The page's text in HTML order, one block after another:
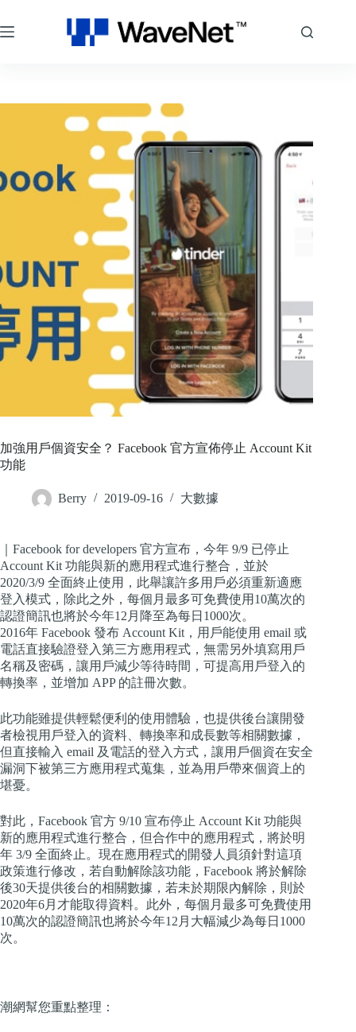
至
主
加強用戶個資安全？ Facebook 官方宣佈停止 Account Kit
功能
Berry 2019-09-16 大數據
｜Facebook for developers 官方宣布，今年 9/9 已停止
Account Kit 功能與新的應用程式進行整合，並於
2020/3/9 全面終止使用，此舉讓許多用戶必須重新適應
登入模式，除此之外，每個月最多可免費使用10萬次的
認證簡訊也將於今年12月降至為每日1000次。
2016年 Facebook 發布 Account Kit，用戶能使用 email 或
電話直接驗證登入第三方應用程式，無需另外填寫用戶
名稱及密碼，讓用戶減少等待時間，可提高用戶登入的
轉換率，並增加 APP 的註冊次數。
此功能雖提供輕鬆便利的使用體驗，也提供後台讓開發
者檢視用戶登入的資料、轉換率和成長數等相關數據，
但直接輸入 email 及電話的登入方式，讓用戶個資在安全
漏洞下被第三方應用程式蒐集，並為用戶帶來個資上的
堪憂。
對此，Facebook 官方 9/10 宣布停止 Account Kit 功能與
新的應用程式進行整合，但合作中的應用程式，將於明
年 3/9 全面終止。現在應用程式的開發人員須針對這項
政策進行修改，若自動解除該功能，Facebook 將於解除
後30天提供後台的相關數據，若未於期限內解除，則於
2020年6月才能取得資料。此外，每個月最多可免費使用
10萬次的認證簡訊也將於今年12月大幅減少為每日1000
次。
潮網幫您重點整理：